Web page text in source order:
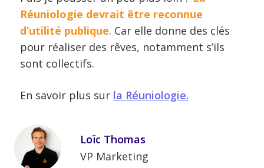
Réuniologie devrait être reconnue
d’utilité publique. Car elle donne des clés
pour réaliser des rêves, notamment s’ils
sont collectifs.
En savoir plus sur la Réuniologie.
Loïc Thomas
VP Marketing